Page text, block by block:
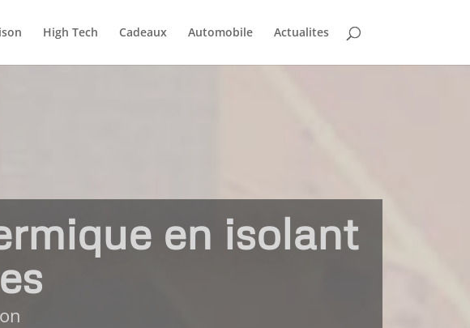
High Tech Cadeaux Automobile Actualites
en isolant